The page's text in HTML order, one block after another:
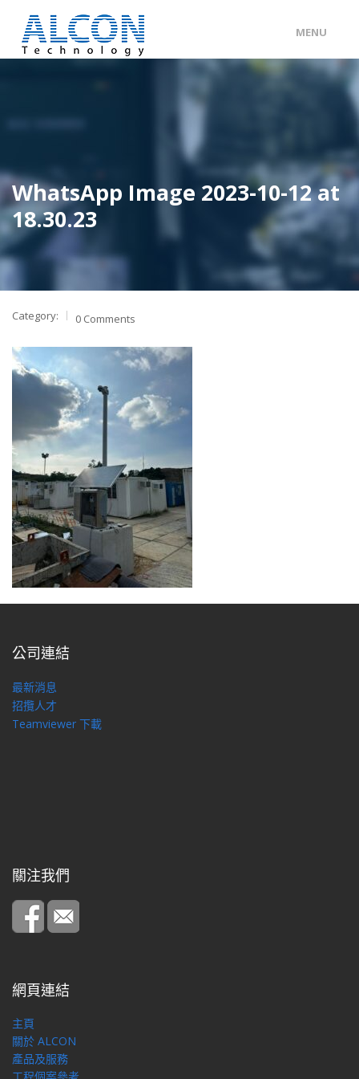
MENU
ENG / 中文
產品及服務
工程個案
聯絡我們
WhatsApp Image 2023-10-12 at
18.30.23
Category: 0 Comments
公司連結
最新消息
招攬人才
Teamviewer 下載
關注我們
網頁連結
主頁
關於 ALCON
產品及服務